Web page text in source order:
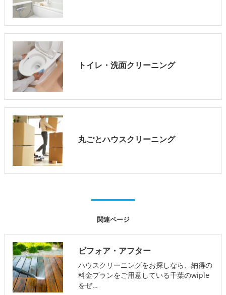
トイレ・洗面クリーニング
丸ごとハウスクリーニング
関連ページ
ビフォア・アフター
ハウスクリーニングをお探しなら、納得の
料金プランをご用意している千葉のwiple
をぜ…